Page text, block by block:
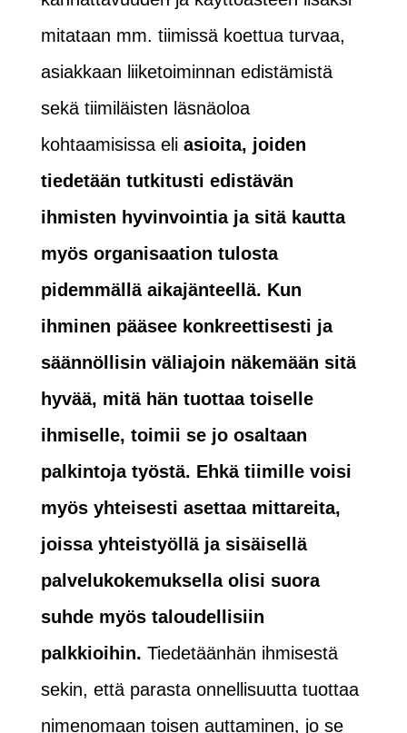
mitataan mm. tiimissä koettua turvaa,
asiakkaan liiketoiminnan edistämistä
sekä tiimiläisten läsnäoloa
kohtaamisissa eli asioita, joiden
tiedetään tutkitusti edistävän
ihmisten hyvinvointia ja sitä kautta
myös organisaation tulosta
pidemmällä aikajänteellä. Kun
ihminen pääsee konkreettisesti ja
säännöllisin väliajoin näkemään sitä
hyvää, mitä hän tuottaa toiselle
ihmiselle, toimii se jo osaltaan
palkintoja työstä. Ehkä tiimille voisi
myös yhteisesti asettaa mittareita,
joissa yhteistyöllä ja sisäisellä
palvelukokemuksella olisi suora
suhde myös taloudellisiin
palkkioihin. Tiedetäänhän ihmisestä
sekin, että parasta onnellisuutta tuottaa
nimenomaan toisen auttaminen, jo se